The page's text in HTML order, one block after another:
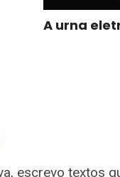
A urna
escrevo textos